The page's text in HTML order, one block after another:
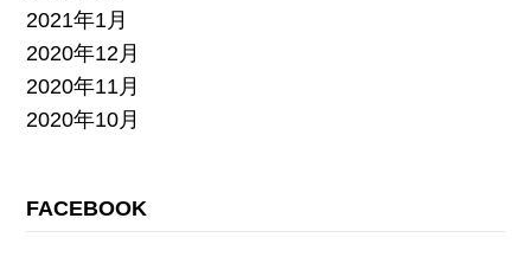
2021年1月
2020年12月
2020年11月
2020年10月
FACEBOOK